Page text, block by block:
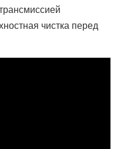
чистка перед